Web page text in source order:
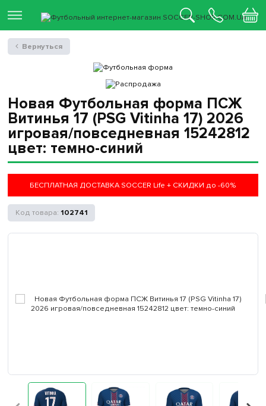
Новая Футбольная форма ПСЖ
Витинья 17 (PSG Vitinha 17) 2026
игровая/повседневная 15242812
цвет: темно-синий
БЕСПЛАТНАЯ ДОСТАВКА SOCCER Life + СКИДКИ до -60%
102741
Вернуться